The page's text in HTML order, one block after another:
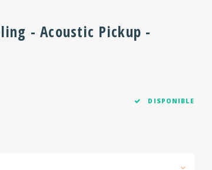
- Acoustic Pickup -
DISPONIBLE